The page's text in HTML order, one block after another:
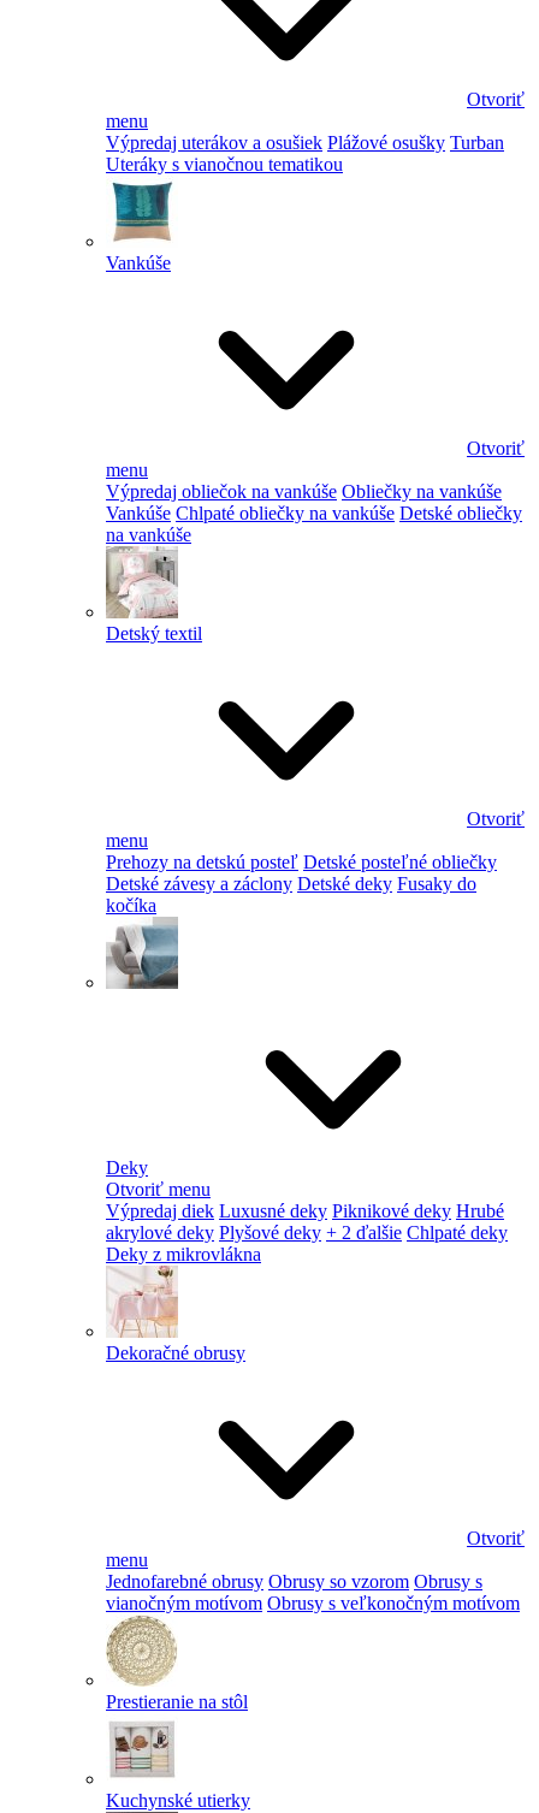
Otvoriť
menu
Výpredaj uterákov a osušiek Plážové osušky Turban
Uteráky s vianočnou tematikou
Vankúše
Otvoriť
menu
Výpredaj obliečok na vankúše Obliečky na vankúše
Vankúše Chlpaté obliečky na vankúše Detské obliečky
na vankúše
Detský textil
Otvoriť
menu
Prehozy na detskú posteľ Detské posteľné obliečky
Detské závesy a záclony Detské deky Fusaky do
kočíka
Deky
Otvoriť menu
Výpredaj diek Luxusné deky Piknikové deky Hrubé
akrylové deky Plyšové deky + 2 ďalšie Chlpaté deky
Deky z mikrovlákna
Dekoračné obrusy
Otvoriť
menu
Jednofarebné obrusy Obrusy so vzorom Obrusy s
vianočným motívom Obrusy s veľkonočným motívom
Prestieranie na stôl
Kuchynské utierky